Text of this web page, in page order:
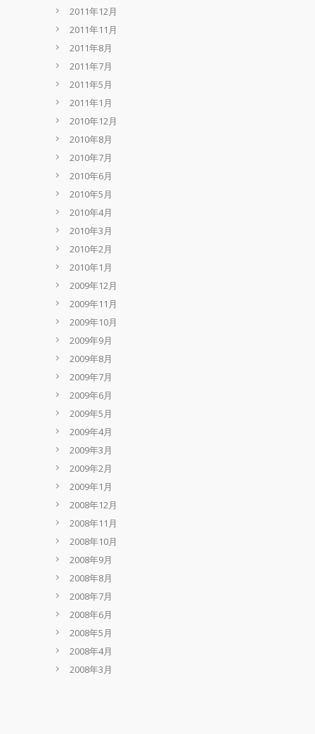
2011年12月
2011年11月
2011年8月
2011年7月
2011年5月
2011年1月
2010年12月
2010年8月
2010年7月
2010年6月
2010年5月
2010年4月
2010年3月
2010年2月
2010年1月
2009年12月
2009年11月
2009年10月
2009年9月
2009年8月
2009年7月
2009年6月
2009年5月
2009年4月
2009年3月
2009年2月
2009年1月
2008年12月
2008年11月
2008年10月
2008年9月
2008年8月
2008年7月
2008年6月
2008年5月
2008年4月
2008年3月